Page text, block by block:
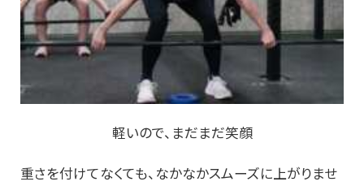
軽いので、まだまだ笑顔
重さを付けてなくても、なかなかスムーズに上がりませ